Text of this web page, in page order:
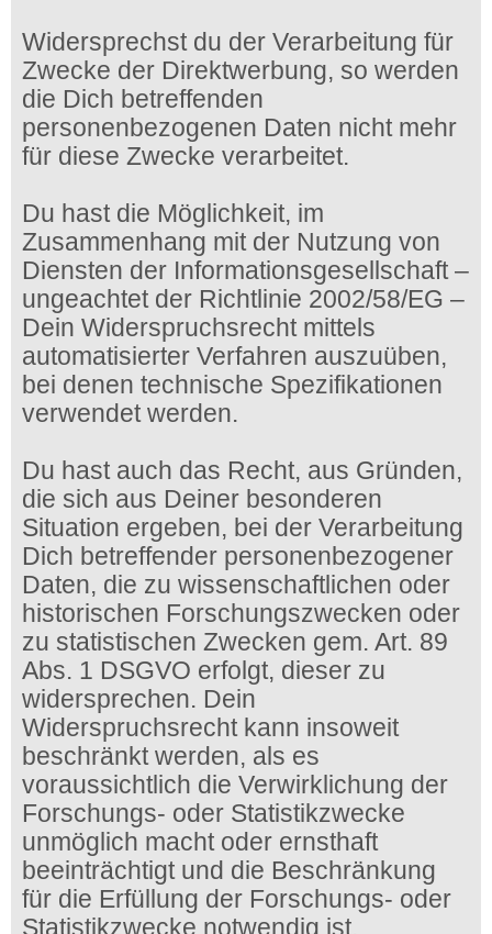
Widersprechst du der Verarbeitung für
Zwecke der Direktwerbung, so werden
die Dich betreffenden
personenbezogenen Daten nicht mehr
für diese Zwecke verarbeitet.
Du hast die Möglichkeit, im
Zusammenhang mit der Nutzung von
Diensten der Informationsgesellschaft –
ungeachtet der Richtlinie 2002/58/EG –
Dein Widerspruchsrecht mittels
automatisierter Verfahren auszuüben,
bei denen technische Spezifikationen
verwendet werden.
Du hast auch das Recht, aus Gründen,
die sich aus Deiner besonderen
Situation ergeben, bei der Verarbeitung
Dich betreffender personenbezogener
Daten, die zu wissenschaftlichen oder
historischen Forschungszwecken oder
zu statistischen Zwecken gem. Art. 89
Abs. 1 DSGVO erfolgt, dieser zu
widersprechen. Dein
Widerspruchsrecht kann insoweit
beschränkt werden, als es
voraussichtlich die Verwirklichung der
Forschungs- oder Statistikzwecke
unmöglich macht oder ernsthaft
beeinträchtigt und die Beschränkung
für die Erfüllung der Forschungs- oder
Statistikzwecke notwendig ist.